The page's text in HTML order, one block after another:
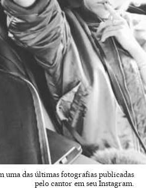
uma das últimas fotografias publicadas
pelo cantor em seu Instagram.